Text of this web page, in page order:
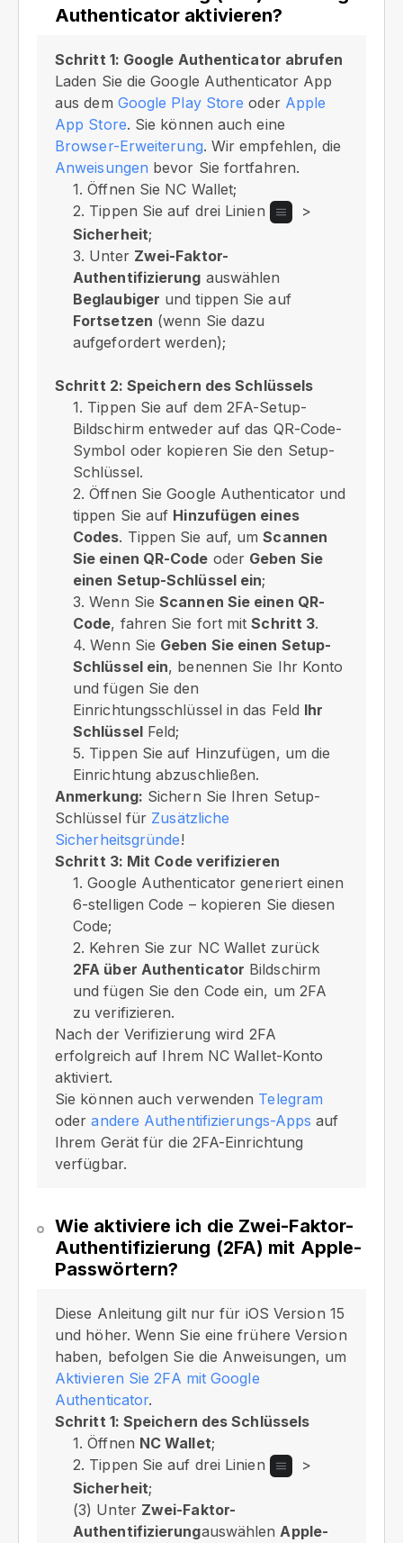
Authenticator aktivieren?
Schritt 1: Google Authenticator abrufen
Laden Sie die Google Authenticator App
aus dem Google Play Store oder Apple
App Store. Sie können auch eine
Browser-Erweiterung. Wir empfehlen, die
Anweisungen bevor Sie fortfahren.
1. Öffnen Sie NC Wallet;
2. Tippen Sie auf drei Linien
>
Sicherheit;
3. Unter Zwei-Faktor-
Authentifizierung auswählen
Beglaubiger und tippen Sie auf
Fortsetzen (wenn Sie dazu
aufgefordert werden);
Schritt 2: Speichern des Schlüssels
1. Tippen Sie auf dem 2FA-Setup-
Bildschirm entweder auf das QR-Code-
Symbol oder kopieren Sie den Setup-
Schlüssel.
2. Öffnen Sie Google Authenticator und
tippen Sie auf Hinzufügen eines
Codes. Tippen Sie auf, umScannen
Sie einen QR-Code oder Geben Sie
einen Setup-Schlüssel ein;
3. Wenn SieScannen Sie einen QR-
Code, fahren Sie fort mitSchritt 3.
4. Wenn Sie Geben Sie einen Setup-
Schlüssel ein, benennen Sie Ihr Konto
und fügen Sie den
Einrichtungsschlüssel in das Feld Ihr
SchlüsselFeld;
5. Tippen Sie auf Hinzufügen, um die
Einrichtung abzuschließen.
Anmerkung: Sichern Sie Ihren Setup-
Schlüssel für Zusätzliche
Sicherheitsgründe!
Schritt 3: Mit Code verifizieren
1. Google Authenticator generiert einen
6-stelligen Code – kopieren Sie diesen
Code;
2. Kehren Sie zur NC Wallet zurück
2FA über Authenticator Bildschirm
und fügen Sie den Code ein, um 2FA
zu verifizieren.
Nach der Verifizierung wird 2FA
erfolgreich auf Ihrem NC Wallet-Konto
aktiviert.
Sie können auch verwenden Telegram
oderandere Authentifizierungs-Apps auf
Ihrem Gerät für die 2FA-Einrichtung
verfügbar.
Wie aktiviere ich die Zwei-Faktor-
Authentifizierung (2FA) mit Apple-
Passwörtern?
Diese Anleitung gilt nur für iOS Version 15
und höher. Wenn Sie eine frühere Version
haben, befolgen Sie die Anweisungen, um
Aktivieren Sie 2FA mit Google
Authenticator.
Schritt 1: Speichern des Schlüssels
1. Öffnen NC Wallet;
2. Tippen Sie auf drei Linien
>
Sicherheit;
(3) Unter Zwei-Faktor-
AuthentifizierungauswählenApple-